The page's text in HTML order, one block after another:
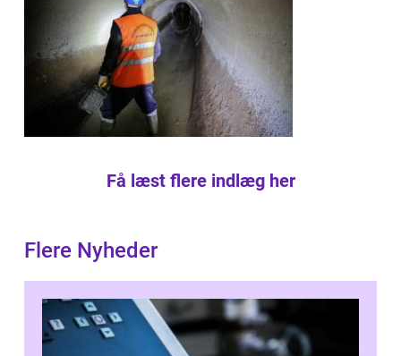
Få læst flere indlæg her
Flere Nyheder